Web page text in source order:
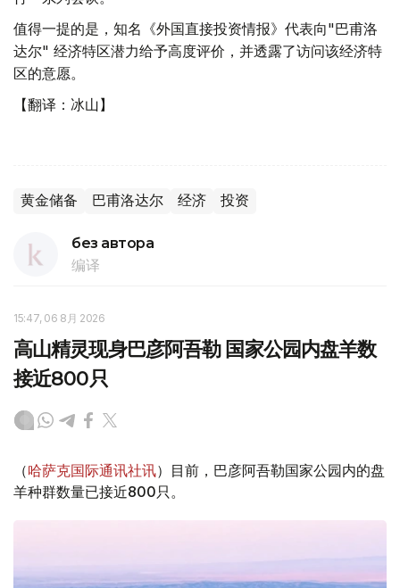
值得一提的是，知名《外国直接投资情报》代表向"巴甫洛
达尔" 经济特区潜力给予高度评价，并透露了访问该经济特
区的意愿。
【翻译：冰山】
黄金储备 巴甫洛达尔 经济 投资
без автора
编译
15:47, 06 8月 2026
高山精灵现身巴彦阿吾勒 国家公园内盘羊数
接近800只
（哈萨克国际通讯社讯）目前，巴彦阿吾勒国家公园内的盘
羊种群数量已接近800只。